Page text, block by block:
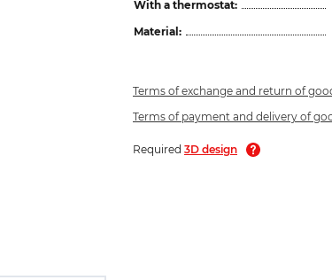
With a thermostat:
Material:
Terms of exchange and return of
Terms of payment and delivery of
Required 3D design